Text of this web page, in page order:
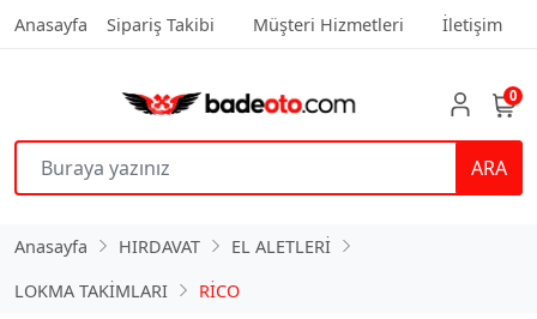
Anasayfa Sipariş Takibi Müşteri Hizmetleri İletişim
ARA
0
Anasayfa HIRDAVAT
EL ALETLERİ
LOKMA TAKİMLARI
RİCO